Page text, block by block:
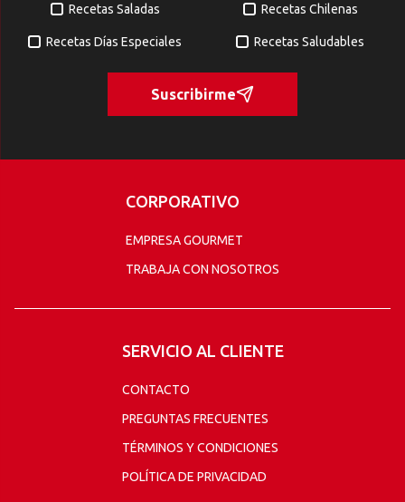
Recetas Saladas Recetas Chilenas
Recetas Días Especiales Recetas Saludables
Suscribirme
CORPORATIVO
EMPRESA GOURMET
TRABAJA CON NOSOTROS
SERVICIO AL CLIENTE
CONTACTO
PREGUNTAS FRECUENTES
TÉRMINOS Y CONDICIONES
POLÍTICA DE PRIVACIDAD